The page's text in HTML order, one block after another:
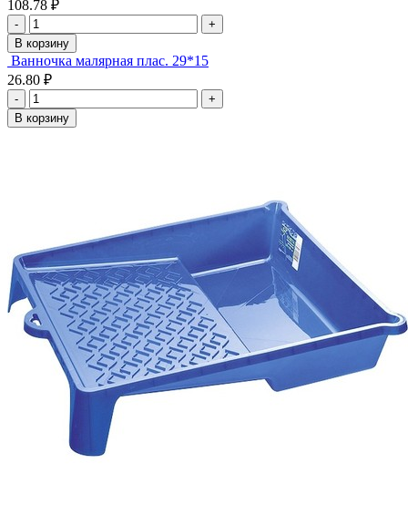
108.78 ₽
-
+
В корзину
Ванночка малярная плас. 29*15
26.80 ₽
-
+
В корзину